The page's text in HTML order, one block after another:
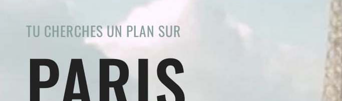
TU CHERCHES UN PLAN SUR